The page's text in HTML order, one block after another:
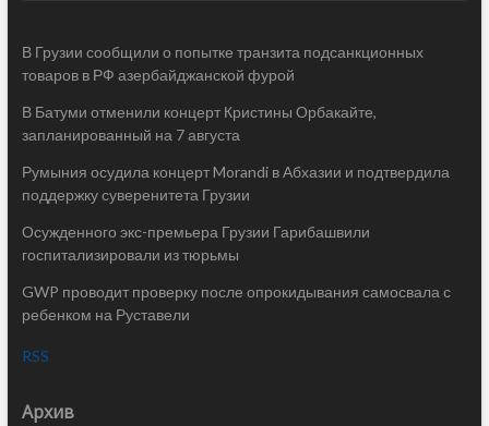
В Грузии сообщили о попытке транзита подсанкционных
товаров в РФ азербайджанской фурой
В Батуми отменили концерт Кристины Орбакайте,
запланированный на 7 августа
Румыния осудила концерт Morandi в Абхазии и подтвердила
поддержку суверенитета Грузии
Осужденного экс-премьера Грузии Гарибашвили
госпитализировали из тюрьмы
GWP проводит проверку после опрокидывания самосвала с
ребенком на Руставели
RSS
Архив